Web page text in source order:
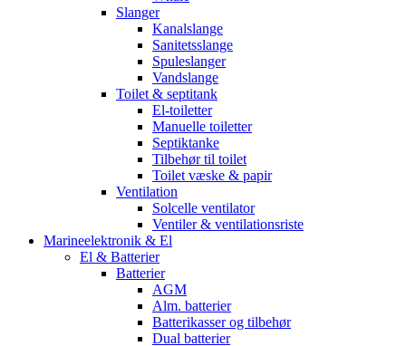
Slanger
Kanalslange
Sanitetsslange
Spuleslanger
Vandslange
Toilet & septitank
El-toiletter
Manuelle toiletter
Septiktanke
Tilbehør til toilet
Toilet væske & papir
Ventilation
Solcelle ventilator
Ventiler & ventilationsriste
Marineelektronik & El
El & Batterier
Batterier
AGM
Alm. batterier
Batterikasser og tilbehør
Dual batterier